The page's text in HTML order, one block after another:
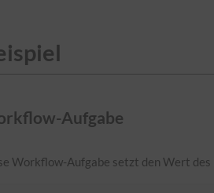
Aufgabe
Workflow-Aufgabe setzt den Wert des